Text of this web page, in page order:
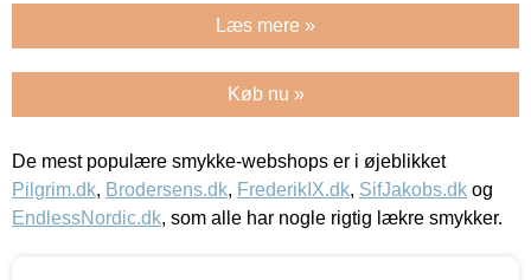
Læs mere »
Køb nu »
De mest populære smykke-webshops er i øjeblikket
Pilgrim.dk, Brodersens.dk, FrederikIX.dk, SifJakobs.dk og
EndlessNordic.dk, som alle har nogle rigtig lækre smykker.